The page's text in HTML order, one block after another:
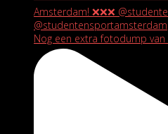
Nog een extra fotodump